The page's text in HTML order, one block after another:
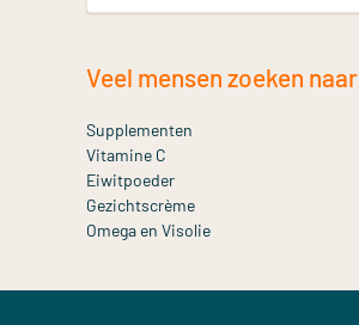
Veel mensen zoeken naar
Supplementen
Vitamine C
Eiwitpoeder
Gezichtscrème
Omega en Visolie